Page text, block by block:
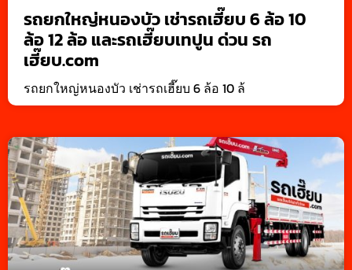
รถยกใหญ่หนองบัว เช่ารถเฮี๊ยบ 6 ล้อ 10
ล้อ 12 ล้อ และรถเฮี๊ยบเทปูน ด่วน รถ
เฮี๊ยบ.com
รถยกใหญ่หนองบัว เช่ารถเฮี๊ยบ 6 ล้อ 10 ล้